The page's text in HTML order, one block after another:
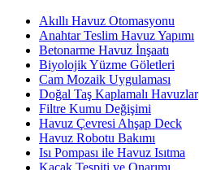
Akıllı Havuz Otomasyonu
Anahtar Teslim Havuz Yapımı
Betonarme Havuz İnşaatı
Biyolojik Yüzme Göletleri
Cam Mozaik Uygulaması
Doğal Taş Kaplamalı Havuzlar
Filtre Kumu Değişimi
Havuz Çevresi Ahşap Deck
Havuz Robotu Bakımı
Isı Pompası ile Havuz Isıtma